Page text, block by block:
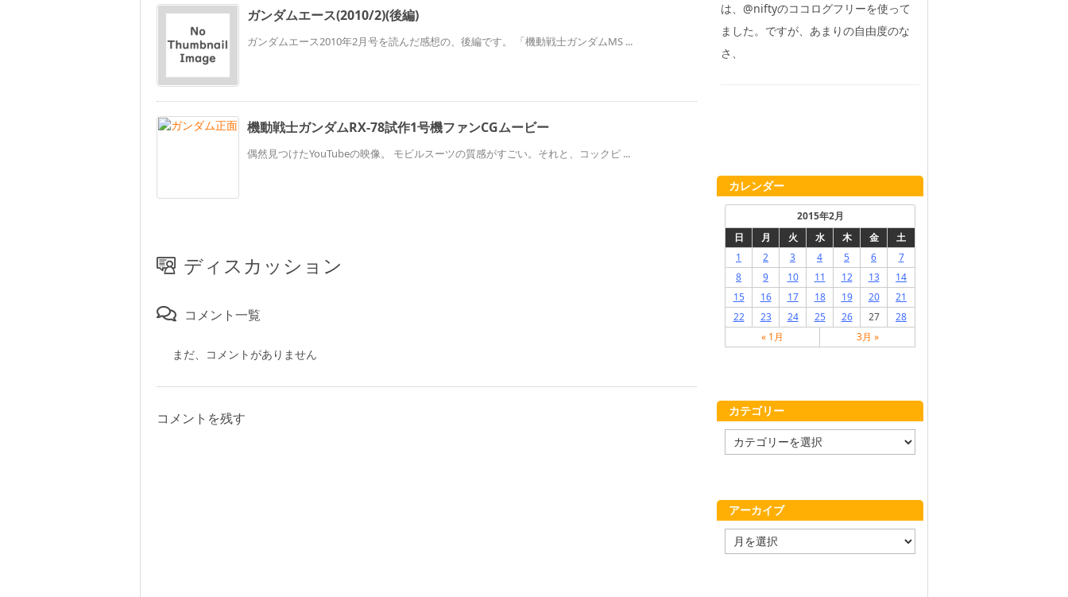
ガンダムエース(2010/2)(後編)
ガンダムエース2010年2月号を読んだ感想の、後編です。 「機動戦士ガンダムMS ...
機動戦士ガンダムRX-78試作1号機ファンCGムービー
偶然見つけたYouTubeの映像。 モビルスーツの質感がすごい。それと、コックピ ...
ディスカッション
コメント一覧
まだ、コメントがありません
コメントを残す
は、@niftyのココログフリーを使って
ました。ですが、あまりの自由度のな
さ、
カレンダー
2015年2月
日
月 火 水 木 金
土
1
2 3 4 5 6
7
8
9 10 11 12 13
14
15
16 17 18 19 20
21
22
23 24 25 26 27
28
« 1月
3月 »
カテゴリー
テ
ー
アーカイブ
ー